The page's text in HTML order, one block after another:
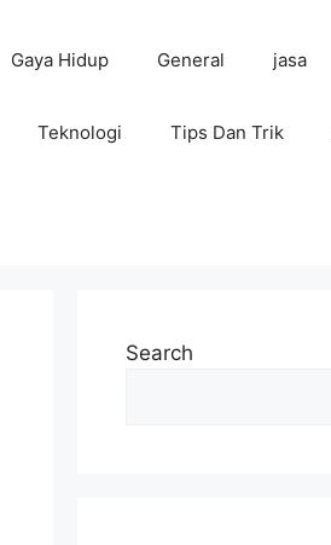
Gaya Hidup General jasa
Teknologi Tips Dan Trik
Search